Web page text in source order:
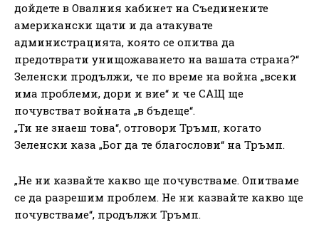
дойдете в Овалния кабинет на Съединените
американски щати и да атакувате
администрацията, която се опитва да
предотврати унищожаването на вашата страна?“
Зеленски продължи, че по време на война „всеки
има проблеми, дори и вие“ и че САЩ ще
почувстват войната „в бъдеще“.
„Ти не знаеш това“, отговори Тръмп, когато
Зеленски каза „Бог да те благослови“ на Тръмп.
„Не ни казвайте какво ще почувстваме. Опитваме
се да разрешим проблем. Не ни казвайте какво ще
почувстваме“, продължи Тръмп.